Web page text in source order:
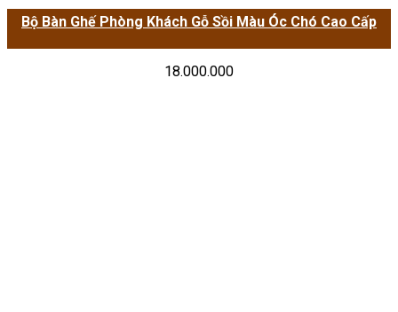
Bộ Bàn Ghế Phòng Khách Gỗ Sồi Màu Óc Chó Cao Cấp
18.000.000